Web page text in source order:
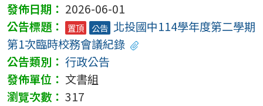
2026-06-01
置頂 公告 北投國中114學年度第二學期
第1次臨時校務會議紀錄
行政公告
文書組
317